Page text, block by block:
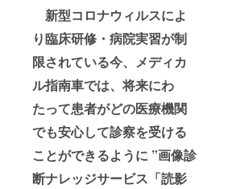
新型コロナウィルスによ
り臨床研修・病院実習が制
限されている今、メディカ
ル指南車では、将来にわ
たって患者がどの医療機関
でも安心して診察を受ける
ことができるように ”画像診
断ナレッジサービス「読影